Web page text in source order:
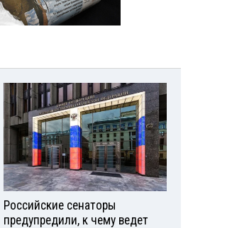
Российские сенаторы
предупредили, к чему ведет